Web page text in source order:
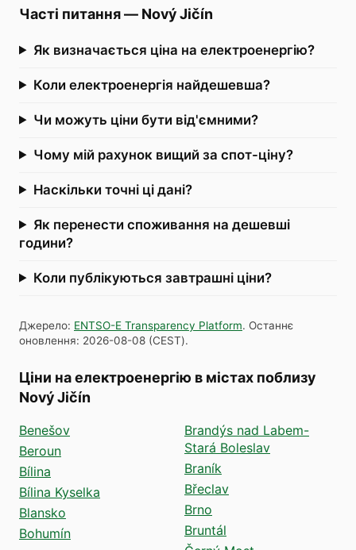
Часті питання— Nový Jičín
Як визначається ціна на електроенергію?
Коли електроенергія найдешевша?
Чи можуть ціни бути від'ємними?
Чому мій рахунок вищий за спот-ціну?
Наскільки точні ці дані?
Як перенести споживання на дешевші
години?
Коли публікуються завтрашні ціни?
Джерело: ENTSO-E Transparency Platform. Останнє
оновлення: 2026-08-08 (CEST).
Ціни на електроенергію в містах поблизу
Nový Jičín
Benešov
Beroun
Bílina
Bílina Kyselka
Blansko
Bohumín
Brandýs nad Labem-
Stará Boleslav
Braník
Břeclav
Brno
Bruntál